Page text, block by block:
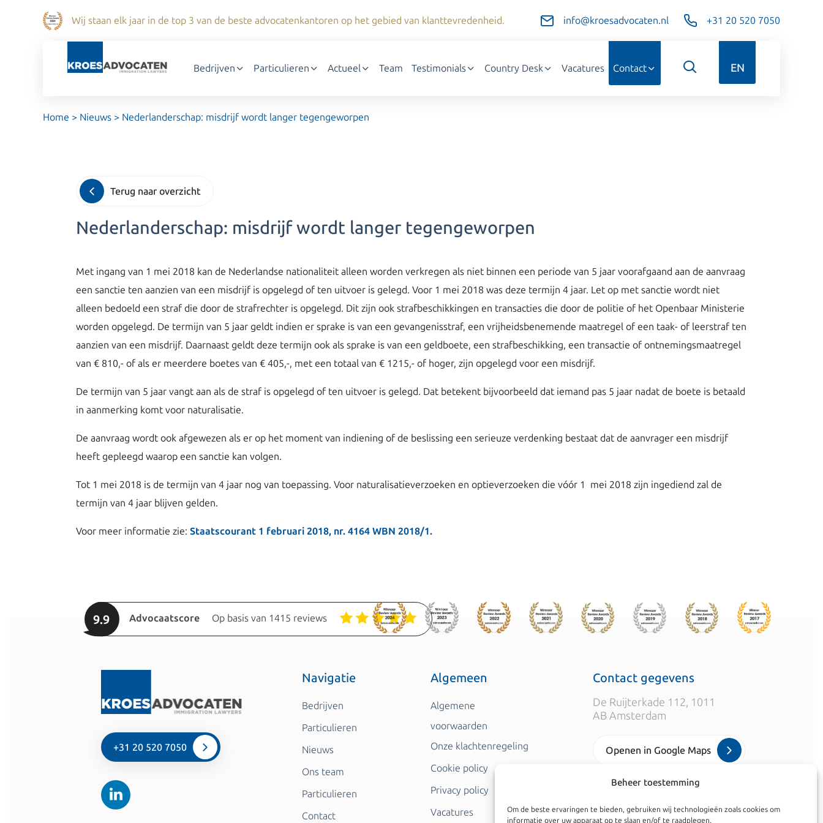
Beheer toestemming
Om de beste ervaringen te bieden, gebruiken wij technologieën zoals cookies om
informatie over uw apparaat op te slaan en/of te raadplegen.
Wij staan elk jaar in de top 3 van de beste advocatenkantoren op het gebied van klanttevredenheid. info@kroesadvocaten.nl +31 20 520 7050
Bedrijven Particulieren Actueel Team Testimonials Country Desk Vacatures Contact EN
Home > Nieuws > Nederlanderschap: misdrijf wordt langer tegengeworpen
Terug naar overzicht
Nederlanderschap: misdrijf wordt langer tegengeworpen
Met ingang van 1 mei 2018 kan de Nederlandse nationaliteit alleen worden verkregen als niet binnen een periode van 5 jaar voorafgaand aan de aanvraag
een sanctie ten aanzien van een misdrijf is opgelegd of ten uitvoer is gelegd. Voor 1 mei 2018 was deze termijn 4 jaar. Let op met sanctie wordt niet
alleen bedoeld een straf die door de strafrechter is opgelegd. Dit zijn ook strafbeschikkingen en transacties die door de politie of het Openbaar Ministerie
worden opgelegd. De termijn van 5 jaar geldt indien er sprake is van een gevangenisstraf, een vrijheidsbenemende maatregel of een taak- of leerstraf ten
aanzien van een misdrijf. Daarnaast geldt deze termijn ook als sprake is van een geldboete, een strafbeschikking, een transactie of ontnemingsmaatregel
van € 810,- of als er meerdere boetes van € 405,-, met een totaal van € 1215,- of hoger, zijn opgelegd voor een misdrijf.
De termijn van 5 jaar vangt aan als de straf is opgelegd of ten uitvoer is gelegd. Dat betekent bijvoorbeeld dat iemand pas 5 jaar nadat de boete is betaald
in aanmerking komt voor naturalisatie.
De aanvraag wordt ook afgewezen als er op het moment van indiening of de beslissing een serieuze verdenking bestaat dat de aanvrager een misdrijf
heeft gepleegd waarop een sanctie kan volgen.
Tot 1 mei 2018 is de termijn van 4 jaar nog van toepassing. Voor naturalisatieverzoeken en optieverzoeken die vóór 1 mei 2018 zijn ingediend zal de
termijn van 4 jaar blijven gelden.
Voor meer informatie zie: Staatscourant 1 februari 2018, nr. 4164 WBN 2018/1.
9.9 Advocaatscore Op basis van 1415 reviews
+31 20 520 7050
Navigatie
Bedrijven
Particulieren
Nieuws
Ons team
Particulieren
Contact
Algemeen
Algemene
voorwaarden
Onze klachtenregeling
Cookie policy
Privacy policy
Vacatures
Contact gegevens
De Ruijterkade 112, 1011
AB Amsterdam
Openen in Google Maps